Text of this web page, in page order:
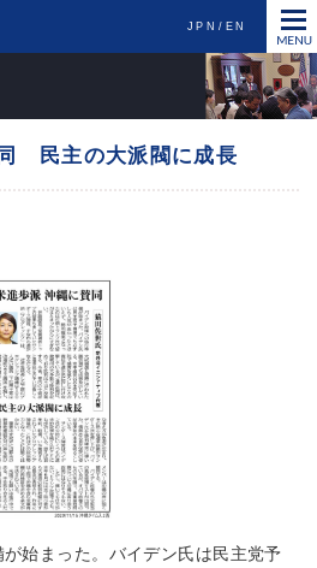
JPN EN
民主の大派閥に成長
始まった。バイデン氏は民主党予